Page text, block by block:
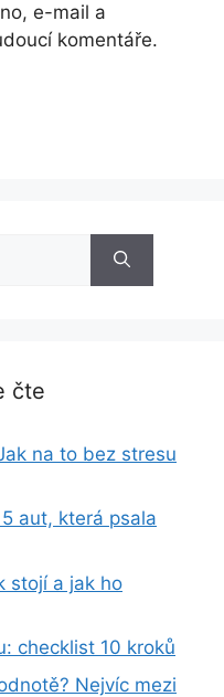
e-mail a
komentáře.
čte
na to bez stresu
aut, která psala
stojí a jak ho
checklist 10 kroků
Nejvíc mezi